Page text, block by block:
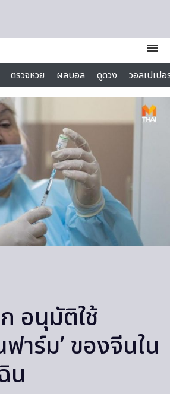
menu
ตรวจหวย ผลบอล ดูดวง
วอลเปเป
อนุมัติใช้
าร์ม’ ของจีนใน
น